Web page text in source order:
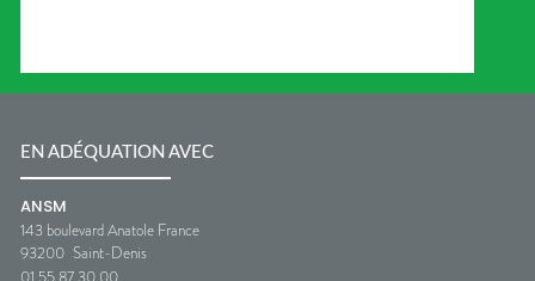
EN ADÉQUATION AVEC
ANSM
143 boulevard Anatole France
93200 Saint-Denis
01 55 87 30 00